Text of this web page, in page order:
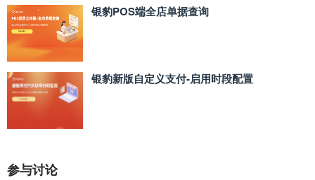
银豹POS端全店单据查询
银豹新版自定义支付‑启用时段配置
参与讨论